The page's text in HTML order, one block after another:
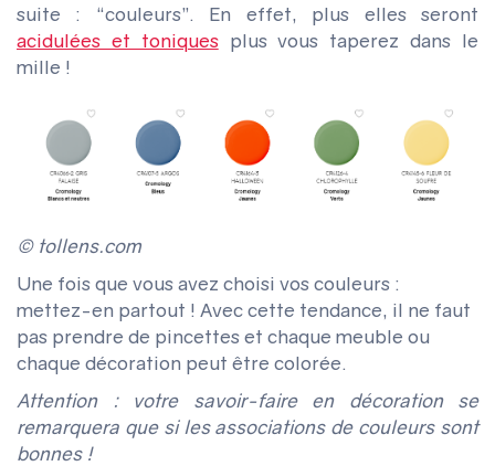
suite : “couleurs”. En effet, plus elles seront
acidulées et toniquesplus vous taperez dans le
mille !
© tollens.com
Une fois que vous avez choisi vos couleurs :
mettez-en partout ! Avec cette tendance, il ne faut
pas prendre de pincettes et chaque meuble ou
chaque décoration peut être colorée.
Attention
: votre savoir-faire en décoration se
remarquera que si les associations de couleurs sont
bonnes !